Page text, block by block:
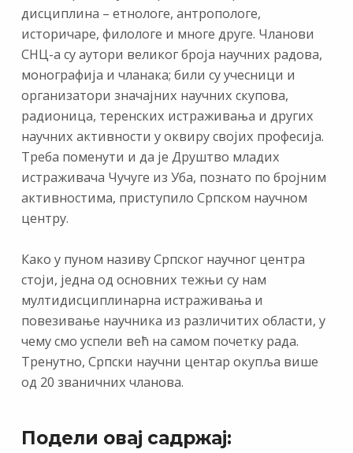
дисциплина – етнологе, антропологе,
историчаре, филологе и многе друге. Чланови
СНЦ-а су аутори великог броја научних радова,
монографија и чланака; били су учесници и
организатори значајних научних скупова,
радионица, теренских истраживања и других
научних активности у оквиру својих професија.
Треба поменути и да је Друштво младих
истраживача Чучуге из Уба, познато по бројним
активностима, приступило Српском научном
центру.
Како у пуном називу Српског научног центра
стоји, једна од основних тежњи су нам
мултидисциплинарна истраживања и
повезивање научника из различитих области, у
чему смо успели већ на самом почетку рада.
Тренутно, Српски научни центар окупља више
од 20 званичних чланова.
Подели овај садржај: